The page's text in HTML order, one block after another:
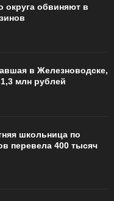
округа обвиняют в
в Железноводске,
млн рублей
школьница по
перевела 400 тысяч